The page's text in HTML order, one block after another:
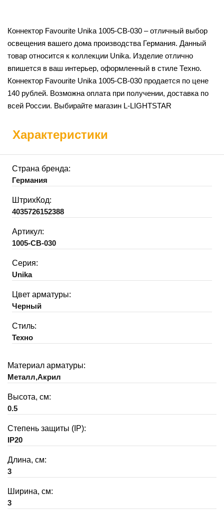
Коннектор Favourite Unika 1005-CB-030 – отличный выбор
освещения вашего дома производства Германия. Данный
товар относится к коллекции Unika. Изделие отлично
впишется в ваш интерьер, оформленный в стиле Техно.
Коннектор Favourite Unika 1005-CB-030 продается по цене
140 рублей. Возможна оплата при получении, доставка по
всей России. Выбирайте магазин L-LIGHTSTAR
Характеристики
Страна бренда:
Германия
ШтрихКод:
4035726152388
Артикул:
1005-CB-030
Серия:
Unika
Цвет арматуры:
Черный
Стиль:
Техно
Материал арматуры:
Металл,Акрил
Высота, см:
0.5
Степень защиты (IP):
IP20
Длина, см:
3
Ширина, см:
3